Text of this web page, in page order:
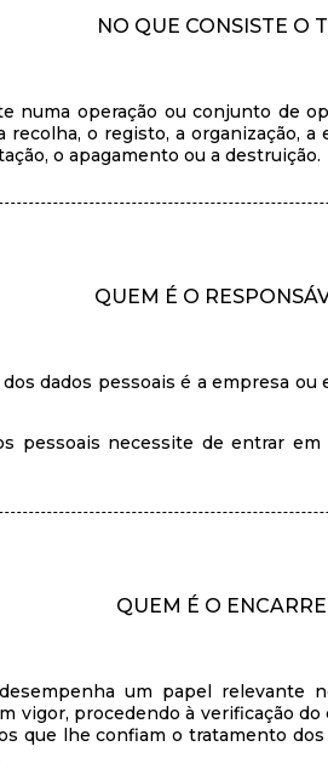
NO QUE CONSISTE O
numa operação ou conjunto de
o registo, a organização,
o apagamento ou a destruição.
QUEM É O
dados pessoais é a empresa
pessoais necessite de entrar
QUEM É O
um papel relevante
vigor, procedendo à verificação
que lhe confiam o tratamento